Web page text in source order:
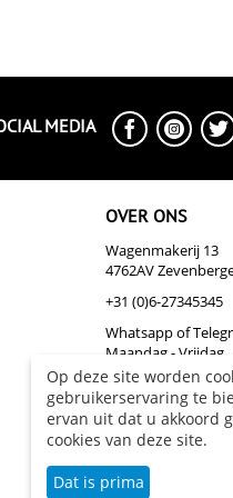
MEDIA
OVER ONS
Wagenmakerij 13
4762AV
+31 (0)6-27345345
Whatsapp of
Maandag - Vrijdag
info@biazakelijk.nl
Over Ons
Op deze site worden
gebruikerservaring te
ervan uit dat u akkoord
cookies van deze site.
Dat is prima